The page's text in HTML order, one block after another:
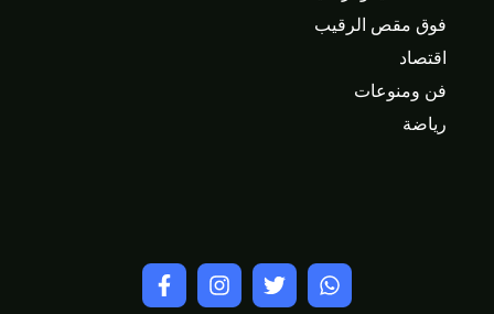
فوق مقص الرقيب
اقتصاد
فن ومنوعات
رياضة